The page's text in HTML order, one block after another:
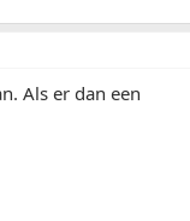
Als er dan een